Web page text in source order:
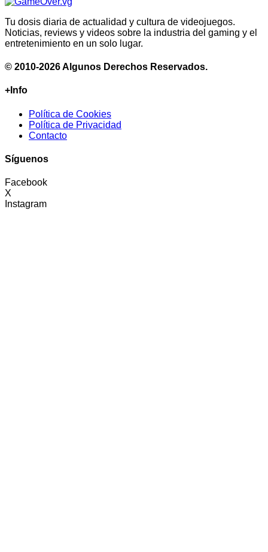
Tu dosis diaria de actualidad y cultura de videojuegos.
Noticias, reviews y videos sobre la industria del gaming y el
entretenimiento en un solo lugar.
© 2010-2026 Algunos Derechos Reservados.
+Info
Política de Cookies
Política de Privacidad
Contacto
Síguenos
Facebook
X
Instagram